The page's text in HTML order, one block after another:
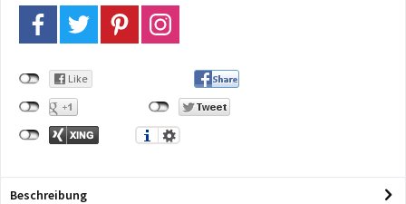
Beschreibung